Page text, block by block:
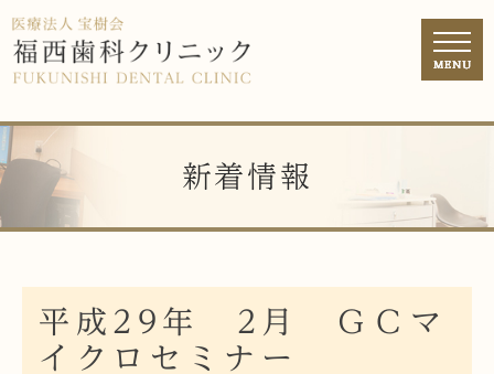
新着情報
平成29年 2月 ＧＣマ
イクロセミナー